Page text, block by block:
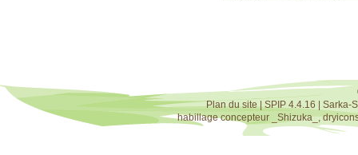
Plan du site|SPIP 4.4.16
Sarka-
habillage concepteur
_Shizuka_,